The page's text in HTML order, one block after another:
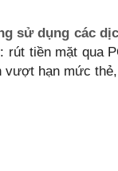
sử dụng các
rút tiền mặt qua
vượt hạn mức